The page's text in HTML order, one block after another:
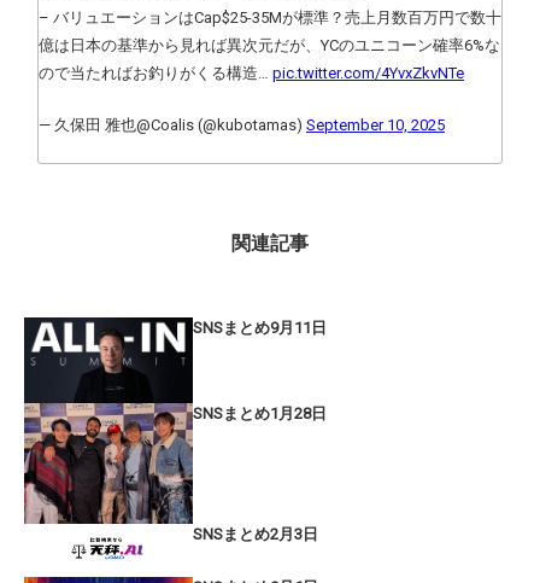
– バリュエーションはCap$25-35Mが標準？売上月数百万円で数十
億は日本の基準から見れば異次元だが、YCのユニコーン確率6%な
ので当たればお釣りがくる構造… pic.twitter.com/4YvxZkvNTe
— 久保田 雅也@Coalis (@kubotamas) September 10, 2025
関連記事
SNSまとめ9月11日
SNSまとめ1月28日
SNSまとめ2月3日